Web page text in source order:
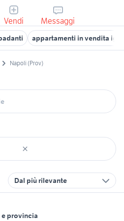
Vendi Messaggi
appartamenti in vendita
Napoli (Prov)
Dal più rilevante
provincia